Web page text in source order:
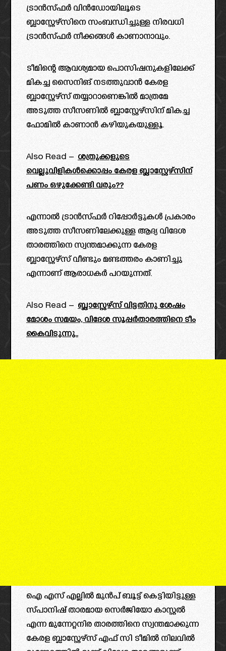
ട്രാൻസ്ഫർ വിൻഡോയിലൂടെ
ബ്ലാസ്റ്റേഴ്സിനെ സംബന്ധിച്ചുള്ള നിരവധി
ട്രാൻസ്ഫർ നീക്കങ്ങൾ കാണാനാവും.
ടീമിന്റെ ആവശ്യമായ പൊസിഷനുകളിലേക്ക്
മികച്ച സൈനിങ് നടത്തുവാൻ കേരള
ബ്ലാസ്റ്റേഴ്സ് തയ്യാറാണെങ്കിൽ മാത്രമേ
അടുത്ത സീസണിൽ ബ്ലാസ്റ്റേഴ്സിന് മികച്ച
ഫോമിൽ കാണാൻ കഴിയുകയുള്ളൂ.
Also Read – ശത്രുക്കളുടെ
വെല്ലുവിളികൾക്കൊപ്പം കേരള ബ്ലാസ്റ്റേഴ്സിന്
പണം ഒഴുക്കേണ്ടി വരും??
എന്നാൽ ട്രാൻസ്ഫർ റിപ്പോർട്ടുകൾ പ്രകാരം
അടുത്ത സീസണിലേക്കുള്ള ആദ്യ വിദേശ
താരത്തിനെ സ്വന്തമാക്കുന്ന കേരള
ബ്ലാസ്റ്റേഴ്സ് വീണ്ടും മണ്ടത്തരം കാണിച്ചു
എന്നാണ് ആരാധകർ പറയുന്നത്.
Also Read – ബ്ലാസ്റ്റേഴ്സ് വിട്ടതിനു ശേഷം
മോശം സമയം, വിദേശ സൂപ്പർതാരത്തിനെ ടീം
കൈവിടുന്നു..
ഐ എസ് എല്ലിൽ മുൻപ് ബൂട്ട് കെട്ടിയിട്ടുള്ള
സ്പാനിഷ് താരമായ സെർജിയോ കാസ്റ്റൽ
എന്ന മുന്നേറ്റനിര താരത്തിനെ സ്വന്തമാക്കുന്ന
കേരള ബ്ലാസ്റ്റേഴ്സ് എഫ് സി ടീമിൽ നിലവിൽ